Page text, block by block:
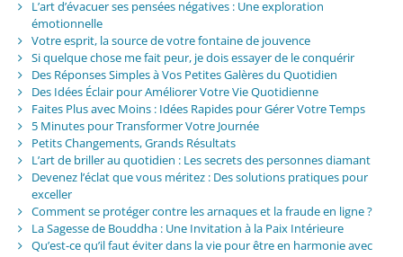
L’art d’évacuer ses pensées négatives : Une exploration
émotionnelle
Votre esprit, la source de votre fontaine de jouvence
Si quelque chose me fait peur, je dois essayer de le conquérir
Des Réponses Simples à Vos Petites Galères du Quotidien
Des Idées Éclair pour Améliorer Votre Vie Quotidienne
Faites Plus avec Moins : Idées Rapides pour Gérer Votre Temps
5 Minutes pour Transformer Votre Journée
Petits Changements, Grands Résultats
L’art de briller au quotidien : Les secrets des personnes diamant
Devenez l’éclat que vous méritez : Des solutions pratiques pour
exceller
Comment se protéger contre les arnaques et la fraude en ligne ?
La Sagesse de Bouddha : Une Invitation à la Paix Intérieure
Qu’est-ce qu’il faut éviter dans la vie pour être en harmonie avec